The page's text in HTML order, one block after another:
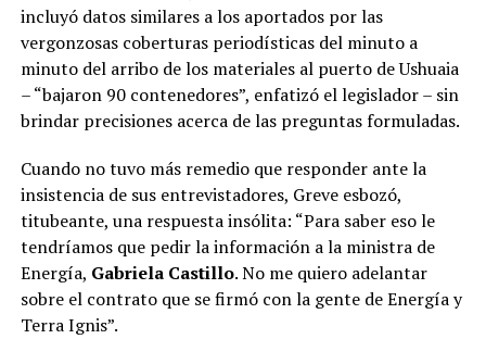
incluyó datos similares a los aportados por las
vergonzosas coberturas periodísticas del minuto a
minuto del arribo de los materiales al puerto de Ushuaia
– “bajaron 90 contenedores”, enfatizó el legislador – sin
brindar precisiones acerca de las preguntas formuladas.
Cuando no tuvo más remedio que responder ante la
insistencia de sus entrevistadores, Greve esbozó,
titubeante, una respuesta insólita: “Para saber eso le
tendríamos que pedir la información a la ministra de
Energía, Gabriela Castillo. No me quiero adelantar
sobre el contrato que se firmó con la gente de Energía y
Terra Ignis”.